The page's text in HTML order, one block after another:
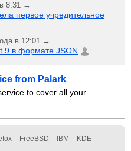
8:31 →
первое учредительное
в 12:01 →
9 в формате JSON 1
from Palark
to cover all your
FreeBSD IBM KDE